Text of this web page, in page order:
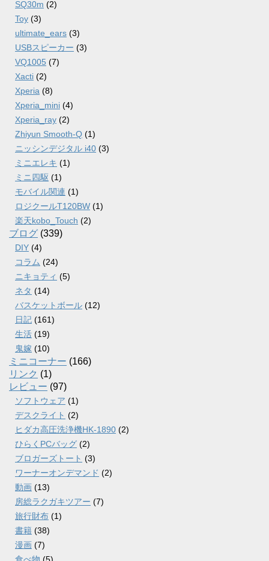
SQ30m (2)
Toy (3)
ultimate_ears (3)
USBスピーカー (3)
VQ1005 (7)
Xacti (2)
Xperia (8)
Xperia_mini (4)
Xperia_ray (2)
Zhiyun Smooth-Q (1)
ニッシンデジタル i40 (3)
ミニエレキ (1)
ミニ四駆 (1)
モバイル関連 (1)
ロジクールT120BW (1)
楽天kobo_Touch (2)
ブログ (339)
DIY (4)
コラム (24)
ニキョティ (5)
ネタ (14)
バスケットボール (12)
日記 (161)
生活 (19)
鬼嫁 (10)
ミニコーナー (166)
リンク (1)
レビュー (97)
ソフトウェア (1)
デスクライト (2)
ヒダカ高圧洗浄機HK-1890 (2)
ひらくPCバッグ (2)
ブロガーズトート (3)
ワーナーオンデマンド (2)
動画 (13)
房総ラクガキツアー (7)
旅行財布 (1)
書籍 (38)
漫画 (7)